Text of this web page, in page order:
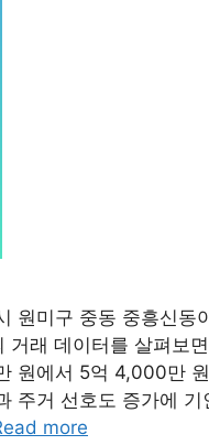
미구 중동 중흥신동
래 데이터를 살펴보
원에서 5억 4,000만
주거 선호도 증가에
more